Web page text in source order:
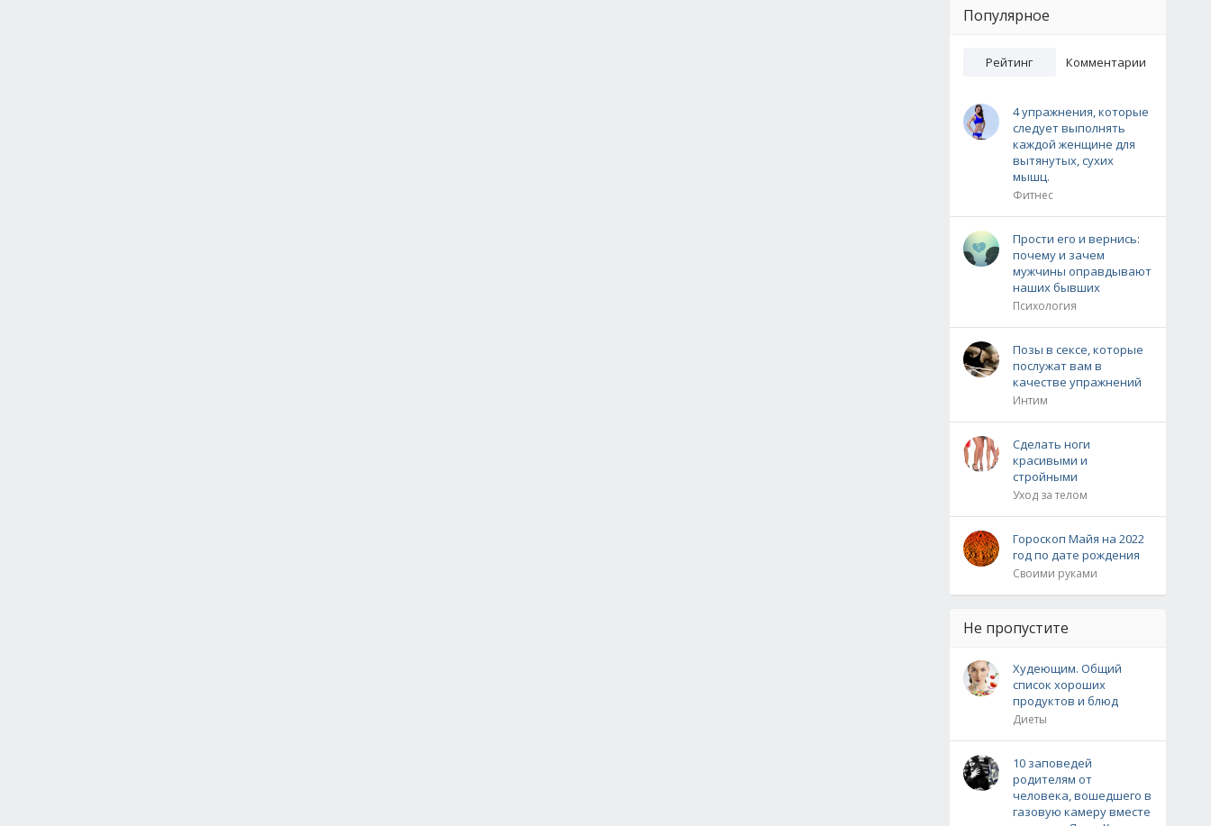
Популярное
Рейтинг Комментарии
4 упражнения, которые
следует выполнять
каждой женщине для
вытянутых, сухих
мышц.
Фитнес
Прости его и вернись:
почему и зачем
мужчины оправдывают
наших бывших
Психология
Позы в сексе, которые
послужат вам в
качестве упражнений
Интим
Сделать ноги
красивыми и
стройными
Уход за телом
Гороскоп Майя на 2022
год по дате рождения
Своими руками
Не пропустите
Худеющим. Общий
список хороших
продуктов и блюд
Диеты
10 заповедей
родителям от
человека, вошедшего в
газовую камеру вместе